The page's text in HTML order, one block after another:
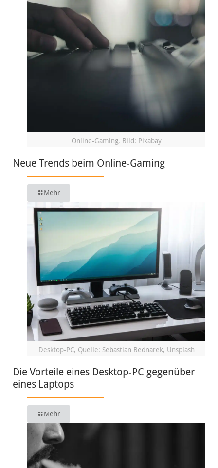
Online-Gaming, Bild: Pixabay
Neue Trends beim Online-Gaming
Mehr
Desktop-PC, Quelle: Sebastian Bednarek, Unsplash
Die Vorteile eines Desktop-PC gegenüber
eines Laptops
Mehr